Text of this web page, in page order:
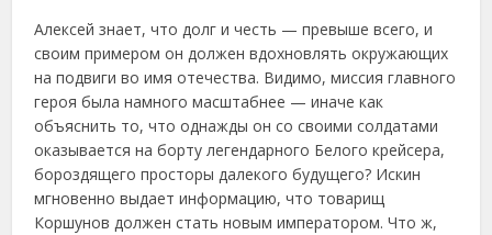
Алексей знает, что долг и честь — превыше всего, и
своим примером он должен вдохновлять окружающих
на подвиги во имя отечества. Видимо, миссия главного
героя была намного масштабнее — иначе как
объяснить то, что однажды он со своими солдатами
оказывается на борту легендарного Белого крейсера,
бороздящего просторы далекого будущего? Искин
мгновенно выдает информацию, что товарищ
Коршунов должен стать новым императором. Что ж,